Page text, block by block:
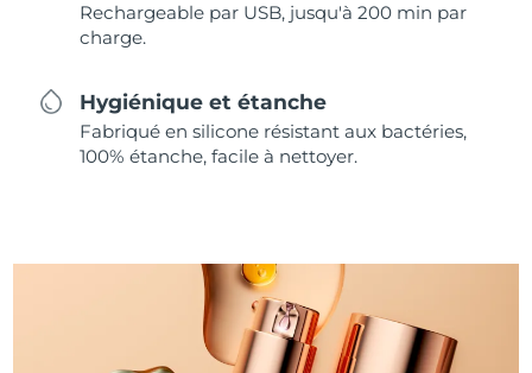
Rechargeable par USB, jusqu'à 200 min par
charge.
Hygiénique et étanche
Fabriqué en silicone résistant aux bactéries,
100% étanche, facile à nettoyer.